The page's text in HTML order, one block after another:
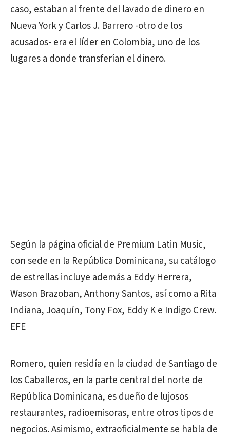
caso, estaban al frente del lavado de dinero en
Nueva York y Carlos J. Barrero -otro de los
acusados- era el líder en Colombia, uno de los
lugares a donde transferían el dinero.
Según la página oficial de Premium Latin Music,
con sede en la República Dominicana, su catálogo
de estrellas incluye además a Eddy Herrera,
Wason Brazoban, Anthony Santos, así como a Rita
Indiana, Joaquín, Tony Fox, Eddy K e Indigo Crew.
EFE
Romero, quien residía en la ciudad de Santiago de
los Caballeros, en la parte central del norte de
República Dominicana, es dueño de lujosos
restaurantes, radioemisoras, entre otros tipos de
negocios. Asimismo, extraoficialmente se habla de